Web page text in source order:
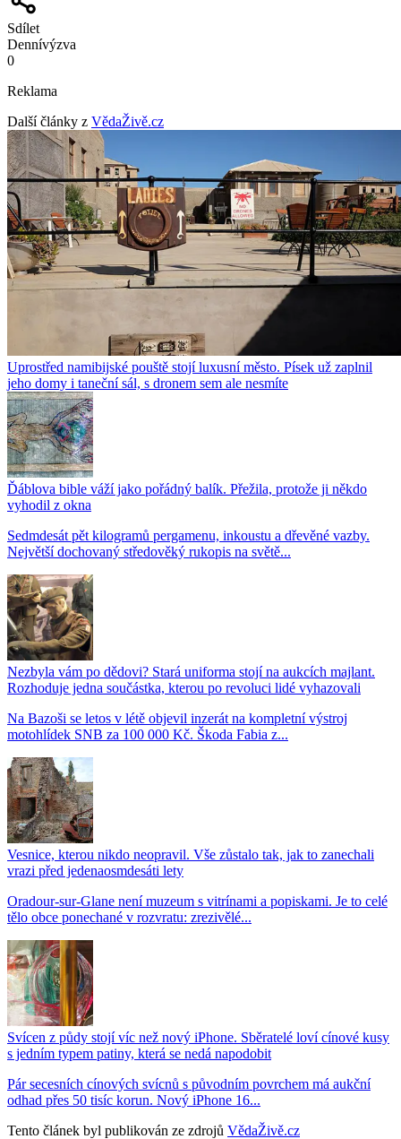
Sdílet
Dennívýzva
0
Reklama
Další články z VědaŽivě.cz
Uprostřed namibijské pouště stojí luxusní město. Písek už zaplnil
jeho domy i taneční sál, s dronem sem ale nesmíte
Ďáblova bible váží jako pořádný balík. Přežila, protože ji někdo
vyhodil z okna
Sedmdesát pět kilogramů pergamenu, inkoustu a dřevěné vazby.
Největší dochovaný středověký rukopis na světě...
Nezbyla vám po dědovi? Stará uniforma stojí na aukcích majlant.
Rozhoduje jedna součástka, kterou po revoluci lidé vyhazovali
Na Bazoši se letos v létě objevil inzerát na kompletní výstroj
motohlídek SNB za 100 000 Kč. Škoda Fabia z...
Vesnice, kterou nikdo neopravil. Vše zůstalo tak, jak to zanechali
vrazi před jedenaosmdesáti lety
Oradour-sur-Glane není muzeum s vitrínami a popiskami. Je to celé
tělo obce ponechané v rozvratu: zrezivělé...
Svícen z půdy stojí víc než nový iPhone. Sběratelé loví cínové kusy
s jedním typem patiny, která se nedá napodobit
Pár secesních cínových svícnů s původním povrchem má aukční
odhad přes 50 tisíc korun. Nový iPhone 16...
Tento článek byl publikován ze zdrojů VědaŽivě.cz